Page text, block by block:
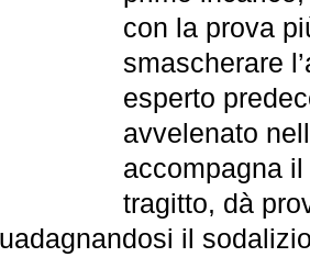
con la prova
smascherare
esperto
avvelenato
accompagna
tragitto, dà
il